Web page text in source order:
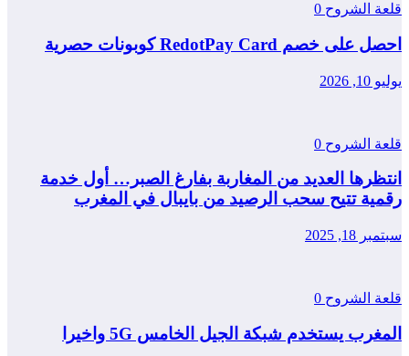
قلعة الشروح 0
احصل على خصم RedotPay Card كوبونات حصرية
يوليو 10, 2026
قلعة الشروح 0
انتظرها العديد من المغاربة بفارغ الصبر… أول خدمة
رقمية تتيح سحب الرصيد من بايبال في المغرب
سبتمبر 18, 2025
قلعة الشروح 0
المغرب يستخدم شبكة الجيل الخامس 5G واخيرا